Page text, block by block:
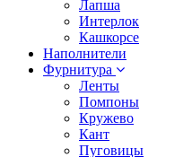
Лапша
Интерлок
Кашкорсе
Наполнители
Фурнитура
Ленты
Помпоны
Кружево
Кант
Пуговицы